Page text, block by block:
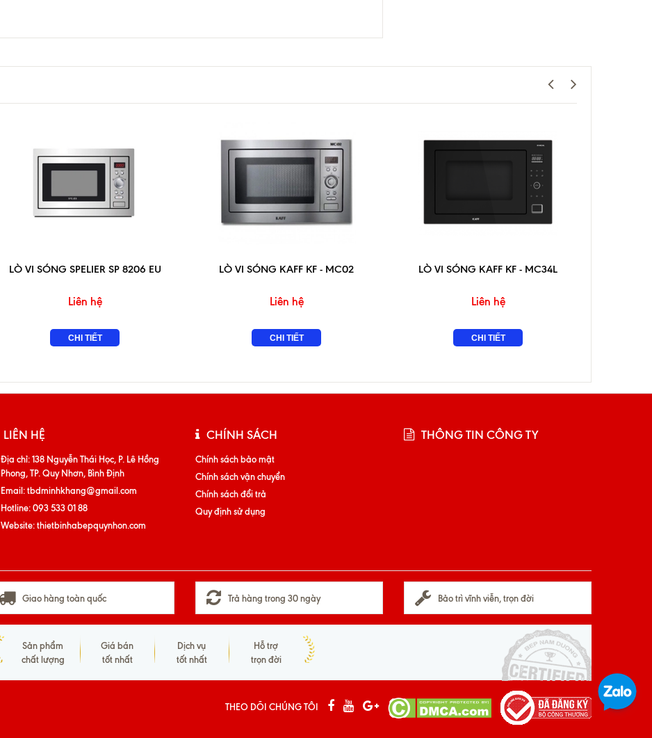
LÒ VI SÓNG SPELIER SP 8206 EU
Liên hệ
CHI TIẾT
LÒ VI SÓNG KAFF KF - MC02
Liên hệ
CHI TIẾT
LÒ VI SÓNG KAFF KF - MC34L
Liên hệ
CHI TIẾT
LIÊN HỆ
Địa chỉ:138 Nguyễn Thái Học, P. Lê Hồng
Phong, TP. Quy Nhơn, Bình Định
Email:tbdminhkhang@gmail.com
Hotline:093 533 01 88
Website:thietbinhabepquynhon.com
CHÍNH SÁCH
Chính sách bảo mật
Chính sách vận chuyển
Chính sách đổi trả
Quy định sử dụng
THÔNG TIN CÔNG TY
Giao hàng toàn quốc Trả hàng trong 30 ngày Bảo trì vĩnh viễn, trọn đời
Sản phẩm
chất lượng
Giá bán
tốt nhất
Dịch vụ
tốt nhất
Hỗ trợ
trọn đời
THEO DÕI CHÚNG TÔI